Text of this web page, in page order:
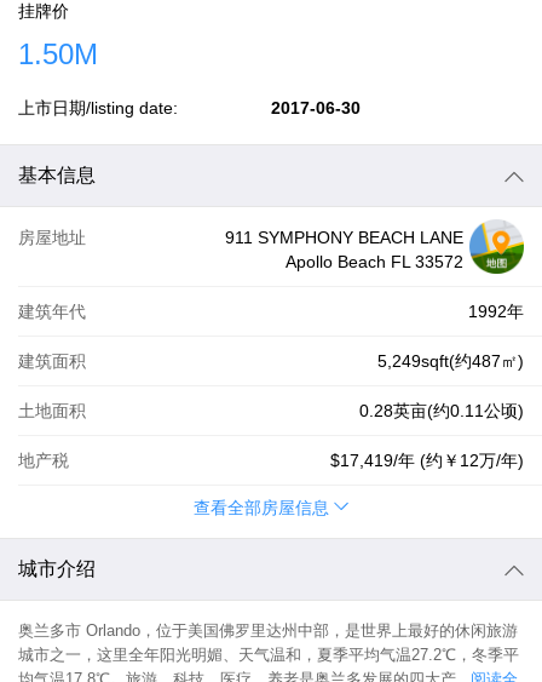
挂牌价
1.50M
上市日期/listing date: 2017-06-30
基本信息
房屋地址
911 SYMPHONY BEACH LANE
Apollo Beach FL 33572
建筑年代 1992年
建筑面积 5,249sqft(约487㎡)
土地面积 0.28英亩(约0.11公顷)
地产税 $17,419/年 (约 ￥12万/年)
查看全部房屋信息
城市介绍
奥兰多市 Orlando，位于美国佛罗里达州中部，是世界上最好的休闲旅游
城市之一，这里全年阳光明媚、天气温和，夏季平均气温27.2℃，冬季平